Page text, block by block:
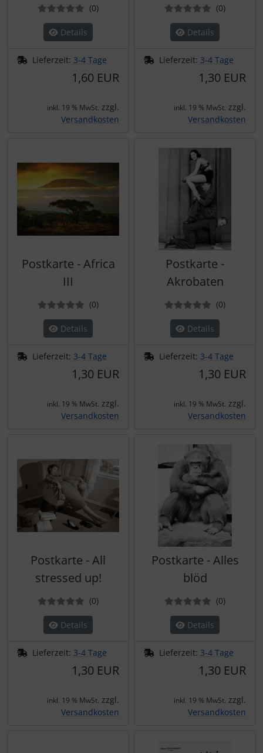
(0Bewertungen
)
Details
Lieferzeit: 3-4 Tage
1,60 EUR
inkl. 19 % MwSt. zzgl.
Versandkosten
(0)
Details
Lieferzeit: 3-4 Tage
1,30 EUR
inkl. 19 % MwSt. zzgl.
Versandkosten
Postkarte - Africa
III
(0Bewertungen
)
Details
Lieferzeit: 3-4 Tage
1,30 EUR
inkl. 19 % MwSt. zzgl.
Versandkosten
Postkarte -
Akrobaten
(0)
Details
Lieferzeit: 3-4 Tage
1,30 EUR
inkl. 19 % MwSt. zzgl.
Versandkosten
Postkarte - All
stressed up!
(0Bewertungen
)
Details
Lieferzeit: 3-4 Tage
1,30 EUR
inkl. 19 % MwSt. zzgl.
Versandkosten
Postkarte - Alles
blöd
(0)
Details
Lieferzeit: 3-4 Tage
1,30 EUR
inkl. 19 % MwSt. zzgl.
Versandkosten